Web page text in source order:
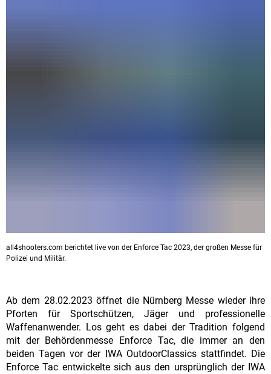
all4shooters.com berichtet live von der Enforce Tac 2023, der großen Messe für
Polizei und Militär.
Ab dem 28.02.2023 öffnet die Nürnberg Messe wieder ihre
Pforten für Sportschützen, Jäger und professionelle
Waffenanwender. Los geht es dabei der Tradition folgend
mit der Behördenmesse Enforce Tac, die immer an den
beiden Tagen vor der IWA OutdoorClassics stattfindet. Die
Enforce Tac entwickelte sich aus den ursprünglich der IWA